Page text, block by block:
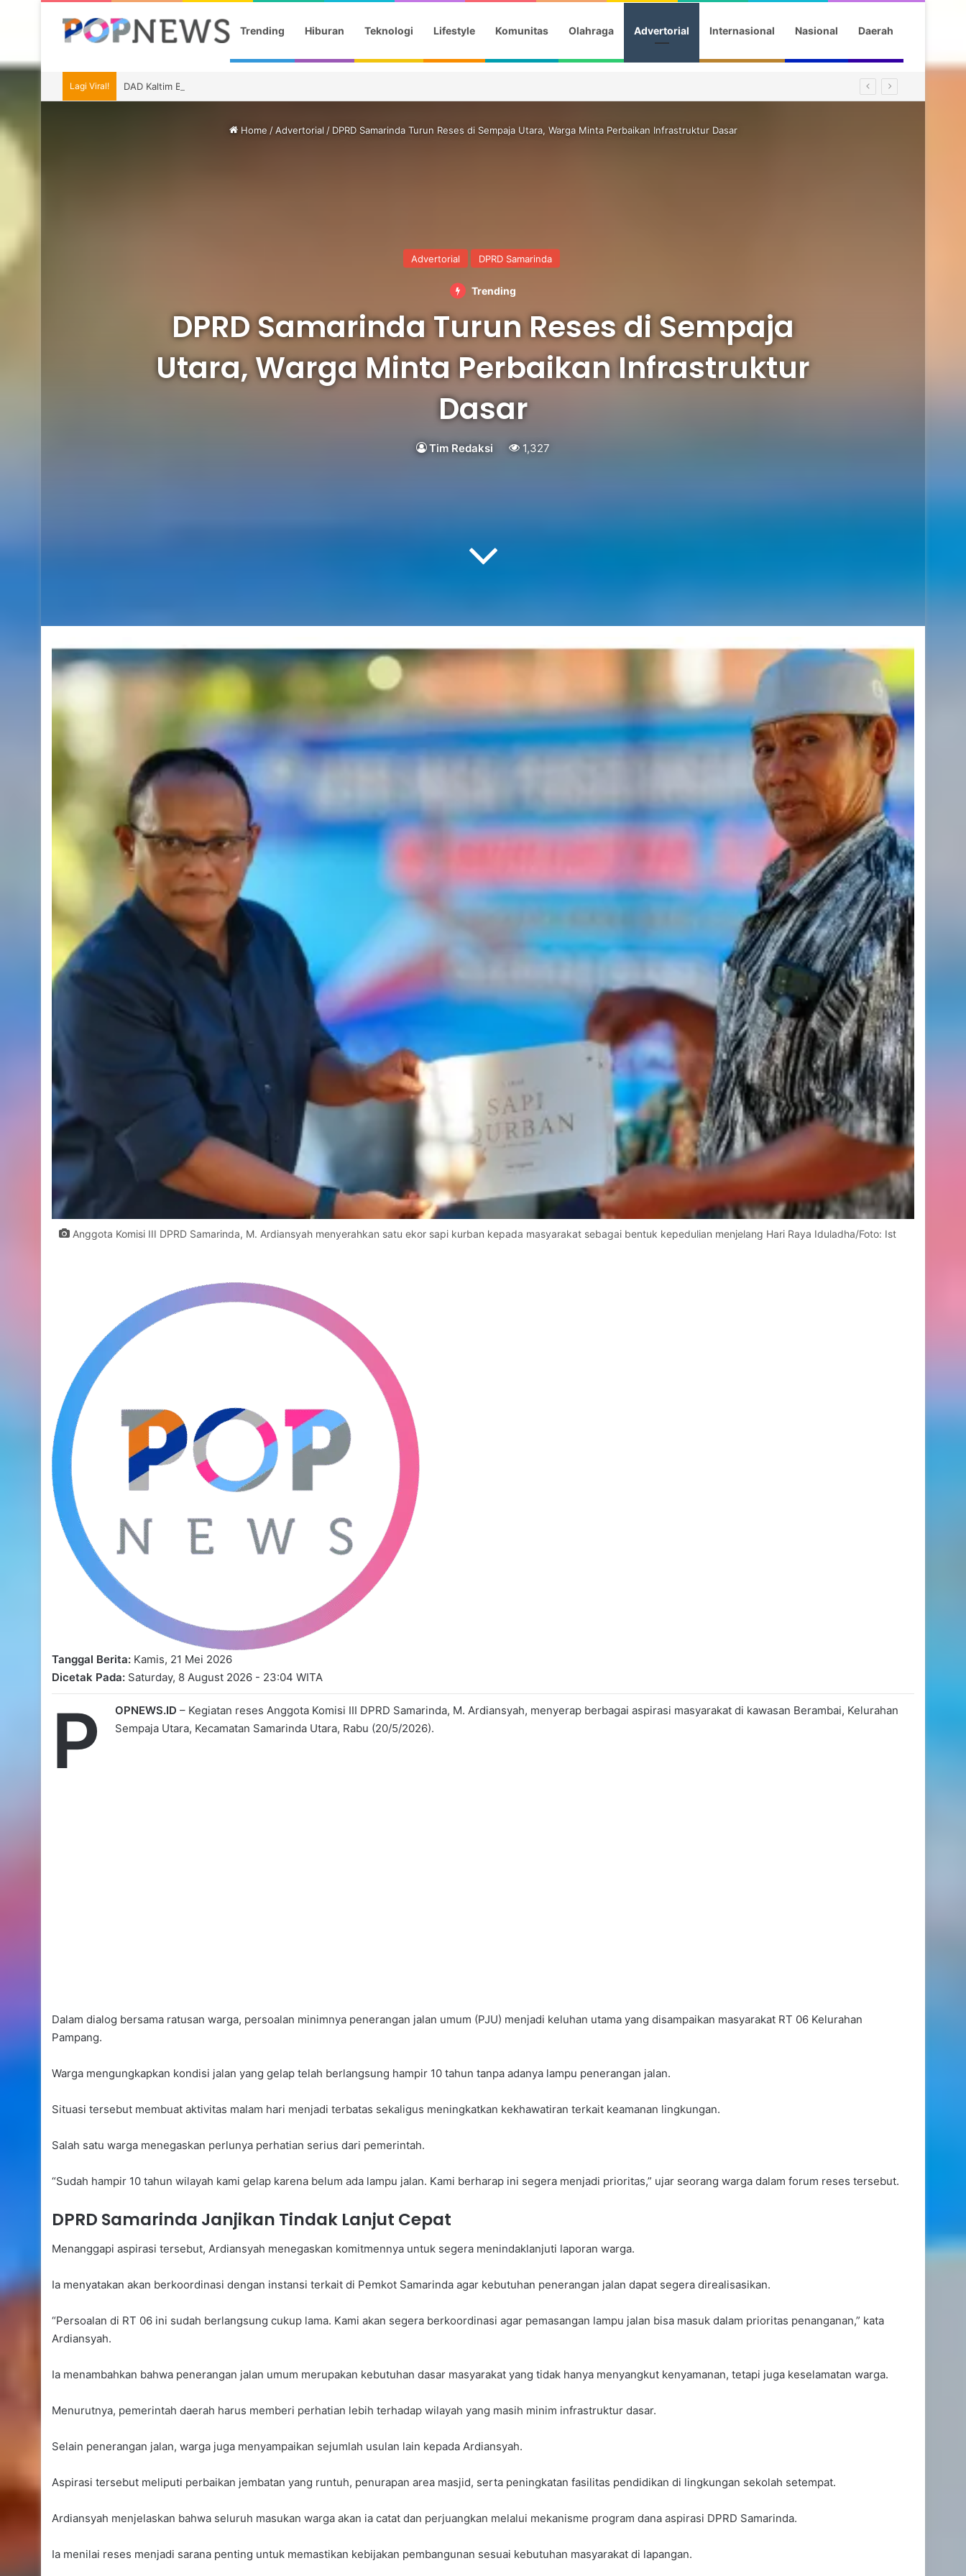
Trending Hiburan Teknologi Lifestyle Komunitas Olahraga Advertorial Internasional Nasional Daerah
Lagi Viral! DAD Kaltim Bawa Budaya Dayak ke Indonesia Festival Kanada, Andi Harun Dukung Promosi Daerah
Home / Advertorial / DPRD Samarinda Turun Reses di Sempaja Utara, Warga Minta Perbaikan Infrastruktur Dasar
Advertorial DPRD Samarinda
Trending
DPRD Samarinda Turun Reses di Sempaja
Utara, Warga Minta Perbaikan Infrastruktur
Dasar
Tim Redaksi 1,327
Anggota Komisi III DPRD Samarinda, M. Ardiansyah menyerahkan satu ekor sapi kurban kepada masyarakat sebagai bentuk kepedulian menjelang Hari Raya Iduladha/Foto: Ist
Tanggal Berita: Kamis, 21 Mei 2026
Dicetak Pada: Saturday, 8 August 2026 - 23:04 WITA
P OPNEWS.ID – Kegiatan reses Anggota Komisi III DPRD Samarinda, M. Ardiansyah, menyerap berbagai aspirasi masyarakat di kawasan Berambai, Kelurahan
Sempaja Utara, Kecamatan Samarinda Utara, Rabu (20/5/2026).
Dalam dialog bersama ratusan warga, persoalan minimnya penerangan jalan umum (PJU) menjadi keluhan utama yang disampaikan masyarakat RT 06 Kelurahan
Pampang.
Warga mengungkapkan kondisi jalan yang gelap telah berlangsung hampir 10 tahun tanpa adanya lampu penerangan jalan.
Situasi tersebut membuat aktivitas malam hari menjadi terbatas sekaligus meningkatkan kekhawatiran terkait keamanan lingkungan.
Salah satu warga menegaskan perlunya perhatian serius dari pemerintah.
“Sudah hampir 10 tahun wilayah kami gelap karena belum ada lampu jalan. Kami berharap ini segera menjadi prioritas,” ujar seorang warga dalam forum reses tersebut.
DPRD Samarinda Janjikan Tindak Lanjut Cepat
Menanggapi aspirasi tersebut, Ardiansyah menegaskan komitmennya untuk segera menindaklanjuti laporan warga.
Ia menyatakan akan berkoordinasi dengan instansi terkait di Pemkot Samarinda agar kebutuhan penerangan jalan dapat segera direalisasikan.
“Persoalan di RT 06 ini sudah berlangsung cukup lama. Kami akan segera berkoordinasi agar pemasangan lampu jalan bisa masuk dalam prioritas penanganan,” kata
Ardiansyah.
Ia menambahkan bahwa penerangan jalan umum merupakan kebutuhan dasar masyarakat yang tidak hanya menyangkut kenyamanan, tetapi juga keselamatan warga.
Menurutnya, pemerintah daerah harus memberi perhatian lebih terhadap wilayah yang masih minim infrastruktur dasar.
Selain penerangan jalan, warga juga menyampaikan sejumlah usulan lain kepada Ardiansyah.
Aspirasi tersebut meliputi perbaikan jembatan yang runtuh, penurapan area masjid, serta peningkatan fasilitas pendidikan di lingkungan sekolah setempat.
Ardiansyah menjelaskan bahwa seluruh masukan warga akan ia catat dan perjuangkan melalui mekanisme program dana aspirasi DPRD Samarinda.
Ia menilai reses menjadi sarana penting untuk memastikan kebijakan pembangunan sesuai kebutuhan masyarakat di lapangan.
Layanan Kesehatan di Tengah
Tingkatkan Minat Baca, DPRD
Samarinda Dorong Pemkot